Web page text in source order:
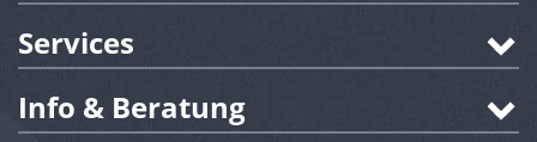
Services
Info & Beratung